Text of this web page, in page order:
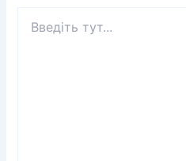
тут...